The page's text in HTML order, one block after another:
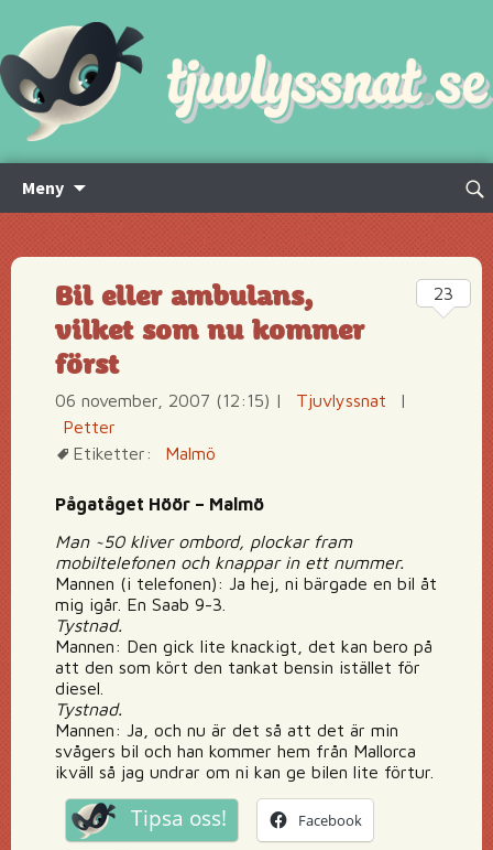
Meny
innehåll
Sök
Bil eller ambulans,
vilket som nu kommer
först
06 november, 2007 (12:15) | Tjuvlyssnat
|
Petter
Etiketter:
Malmö
Pågatåget Höör – Malmö
Man ~50 kliver ombord, plockar fram
mobiltelefonen och knappar in ett nummer.
Mannen (i telefonen): Ja hej, ni bärgade en bil åt
mig igår. En Saab 9-3.
Tystnad.
Mannen: Den gick lite knackigt, det kan bero på
att den som kört den tankat bensin istället för
diesel.
Tystnad.
Mannen: Ja, och nu är det så att det är min
svågers bil och han kommer hem från Mallorca
ikväll så jag undrar om ni kan ge bilen lite förtur.
Tipsa oss! Facebook
23